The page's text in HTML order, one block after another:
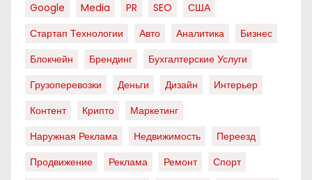
Google
Media PR SEO
США
Стартап Технологии
Авто Аналитика
Бизнес
Блокчейн
Брендинг
Бухгалтерские Услуги
Грузоперевозки
Деньги Дизайн
Интерьер
Контент
Крипто
Маркетинг
Наружная Реклама
Недвижимость
Переезд
Продвижение
Реклама Ремонт
Спорт